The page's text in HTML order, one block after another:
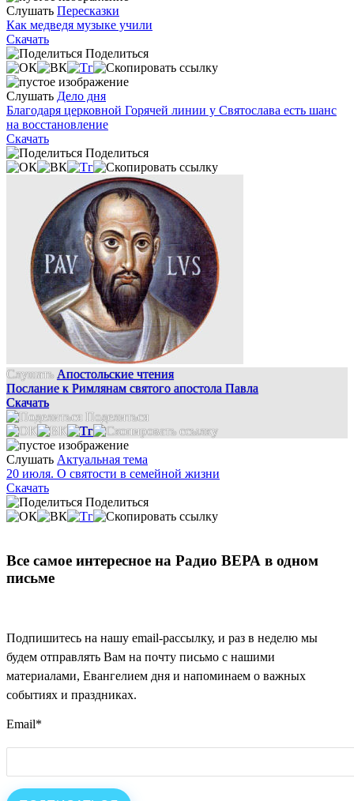
Слушать Пересказки
Как медведя музыке учили
Скачать
Поделиться
Слушать Дело дня
Благодаря церковной Горячей линии у Святослава есть шанс
на восстановление
Скачать
Поделиться
Слушать Апостольские чтения
Послание к Римлянам святого апостола Павла
Скачать
Поделиться
Слушать Актуальная тема
20 июля. О святости в семейной жизни
Скачать
Поделиться
Все самое интересное на Радио ВЕРА в одном
письме
Подпишитесь на нашу email-рассылку, и раз в неделю мы
будем отправлять Вам на почту письмо с нашими
материалами, Евангелием дня и напоминаем о важных
событиях и праздниках.
Email*